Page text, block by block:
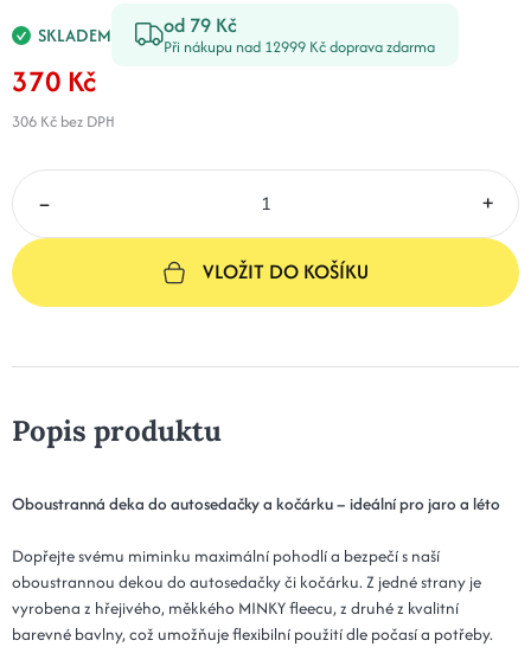
SKLADEM od 79 Kč
Při nákupu nad 12999 Kč doprava zdarma
370 Kč
306 Kč bez DPH
– +
VLOŽIT DO KOŠÍKU
Popis produktu
Oboustranná deka do autosedačky a kočárku – ideální pro jaro a léto
Dopřejte svému miminku maximální pohodlí a bezpečí s naší
oboustrannou dekou do autosedačky či kočárku. Z jedné strany je
vyrobena z hřejivého, měkkého MINKY fleecu, z druhé z kvalitní
barevné bavlny, což umožňuje flexibilní použití dle počasí a potřeby.